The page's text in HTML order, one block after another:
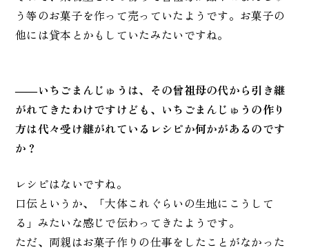
う等のお菓子を作って売っていたようです。お菓子の
他には貸本とかもしていたみたいですね。
――いちごまんじゅうは、その曾祖母の代から引き継
がれてきたわけですけども、いちごまんじゅうの作り
方は代々受け継がれているレシピか何かがあるのです
か？
レシピはないですね。
口伝というか、「大体これぐらいの生地にこうして
る」みたいな感じで伝わってきたようです。
ただ、両親はお菓子作りの仕事をしたことがなかった